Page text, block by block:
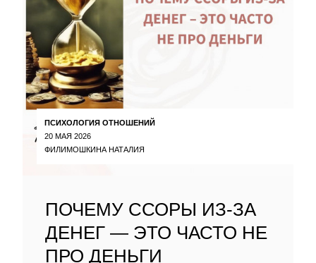
ПСИХОЛОГИЯ ОТНОШЕНИЙ
20 МАЯ 2026
ФИЛИМОШКИНА НАТАЛИЯ
ПОЧЕМУ ССОРЫ ИЗ-ЗА
ДЕНЕГ — ЭТО ЧАСТО НЕ
ПРО ДЕНЬГИ